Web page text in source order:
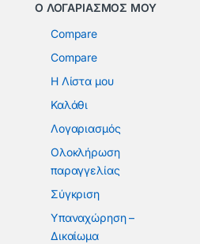
Ο ΛΟΓΑΡΙΑΣΜΟΣ ΜΟΥ
Compare
Compare
Η Λίστα μου
Καλάθι
Λογαριασμός
Ολοκλήρωση
παραγγελίας
Σύγκριση
Υπαναχώρηση –
Δικαίωμα